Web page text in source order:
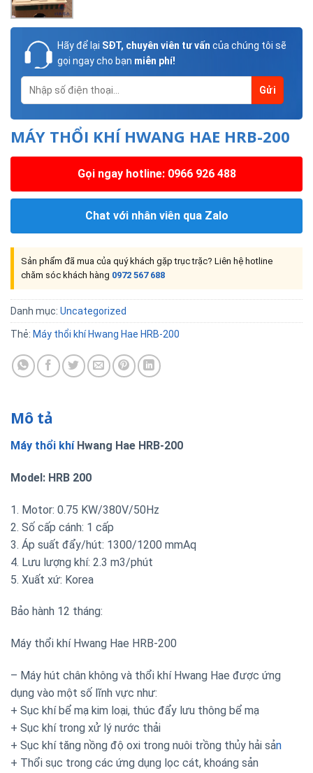
Hãy để lại SĐT, chuyên viên tư vấn của chúng tôi sẽ
gọi ngay cho bạn miễn phí!
MÁY THỔI KHÍ HWANG HAE HRB-200
Gọi ngay hotline: 0966 926 488
Chat với nhân viên qua Zalo
Sản phẩm đã mua của quý khách gặp trục trặc? Liên hệ hotline
chăm sóc khách hàng 0972 567 688
Danh mục: Uncategorized
Thẻ: Máy thổi khí Hwang Hae HRB-200
Mô tả
Máy thổi khíHwang Hae HRB-200
Model: HRB 200
1. Motor: 0.75 KW/380V/50Hz
2. Số cấp cánh: 1 cấp
3. Áp suất đẩy/hút: 1300/1200 mmAq
4. Lưu lượng khí: 2.3 m3/phút
5. Xuất xứ: Korea
Bảo hành 12 tháng:
Máy thổi khí Hwang Hae HRB-200
– Máy hút chân không và thổi khí Hwang Hae được ứng
dụng vào một số lĩnh vực như:
+ Sục khí bể mạ kim loại, thúc đẩy lưu thông bể mạ
+ Sục khí trong xử lý nước thải
+ Sục khí tăng nồng độ oxi trong nuôi trồng thủy hải sản
+ Thổi sục trong các ứng dụng lọc cát, khoáng sản